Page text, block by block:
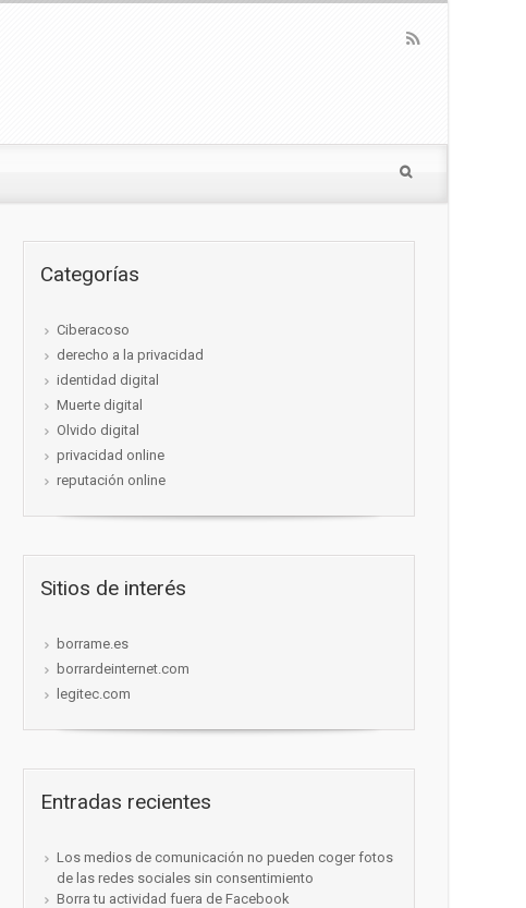
Categorías
Ciberacoso
derecho a la privacidad
identidad digital
Muerte digital
Olvido digital
privacidad online
reputación online
Sitios de interés
borrame.es
borrardeinternet.com
legitec.com
Entradas recientes
Los medios de comunicación no pueden coger fotos
de las redes sociales sin consentimiento
Borra tu actividad fuera de Facebook